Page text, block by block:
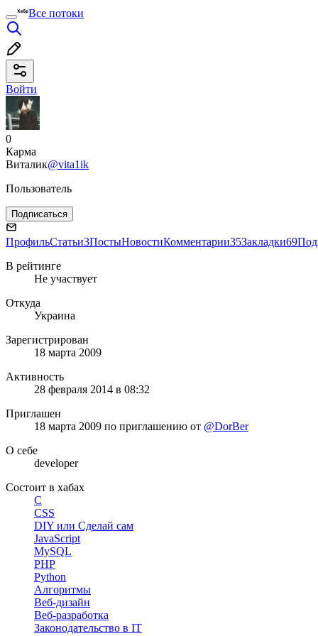
Все потоки
Войти
0
Карма
Виталик@vita1ik
Пользователь
Подписаться
ПрофильСтатьи3ПостыНовостиКомментарии35Закладки69
В рейтинге
Не участвует
Откуда
Украина
Зарегистрирован
18 марта 2009
Активность
28 февраля 2014 в 08:32
Приглашен
18 марта 2009 по приглашению от @DorBer
О себе
developer
Состоит в хабах
C
CSS
DIY или Сделай сам
JavaScript
MySQL
PHP
Python
Алгоритмы
Веб-дизайн
Веб-разработка
Законодательство в IT